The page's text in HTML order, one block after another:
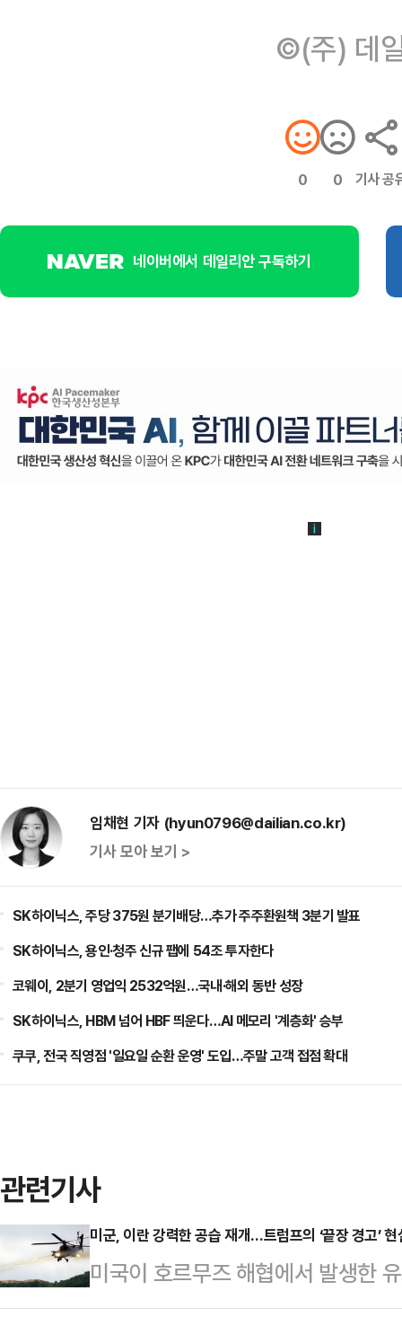
©(주) 데
0 0 기사 공
네이버에서 데일리안 구독하기
임채현 기자 (hyun0796@dailian.co.kr)
기사 모아 보기 >
SK하이닉스, 주당 375원 분기배당…추가 주주환원책 3분기 발표
SK하이닉스, 용인·청주 신규 팹에 54조 투자한다
코웨이, 2분기 영업익 2532억원…국내·해외 동반 성장
SK하이닉스, HBM 넘어 HBF 띄운다…AI 메모리 '계층화' 승부
쿠쿠, 전국 직영점 '일요일 순환 운영' 도입…주말 고객 접점 확대
관련기사
미군, 이란 강력한 공습 재개…트럼프의 ‘끝장 경고’ 현
미국이 호르무즈 해협에서 발생한
습을 시작했다.미국 전쟁부(국방